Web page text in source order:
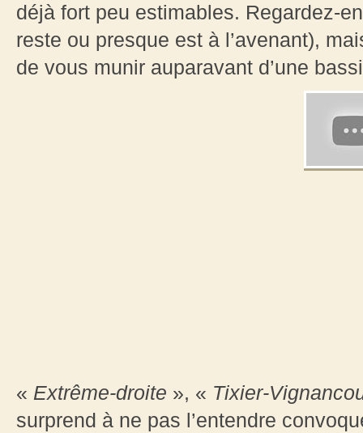
déjà fort peu estimables. Regardez-
reste ou presque est à l’avenant),
de vous munir auparavant d’une
« Extrême-droite », « Tixier-
surprend à ne pas l’entendre